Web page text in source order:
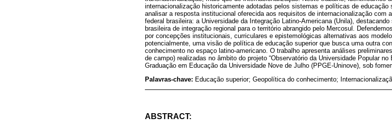
internacionalização historicamente adotadas pelos sistemas e políticas de educação
analisar a resposta institucional oferecida aos requisitos de internacionalização com
federal brasileira: a Universidade da Integração Latino-Americana (Unila),
brasileira de integração regional para o território abrangido pelo Mercosul.
por concepções institucionais, curriculares e epistemológicas alternativas aos
potencialmente, uma visão de política de educação superior que busca uma outra
conhecimento no espaço latino-americano. O trabalho apresenta análises
de campo) realizadas no âmbito do projeto “Observatório da Universidade Popular
Graduação em Educação da Universidade Nove de Julho (PPGE-Uninove), sob
Palavras-chave: Educação superior; Geopolítica do conhecimento;
ABSTRACT: